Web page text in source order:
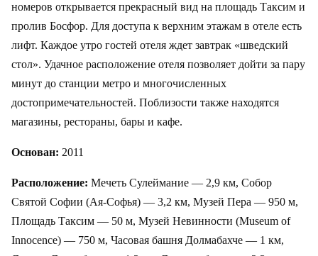
номеров открывается прекрасный вид на площадь Таксим и
пролив Босфор. Для доступа к верхним этажам в отеле есть
лифт. Каждое утро гостей отеля ждет завтрак «шведский
стол». Удачное расположение отеля позволяет дойти за пару
минут до станции метро и многочисленных
достопримечательностей. Поблизости также находятся
магазины, рестораны, бары и кафе.
Основан: 2011
Расположение: Мечеть Сулеймание — 2,9 км, Собор
Святой Софии (Ая-Софья) — 3,2 км, Музей Пера — 950 м,
Площадь Таксим — 50 м, Музей Невинности (Museum of
Innocence) — 750 м, Часовая башня Долмабахче — 1 км,